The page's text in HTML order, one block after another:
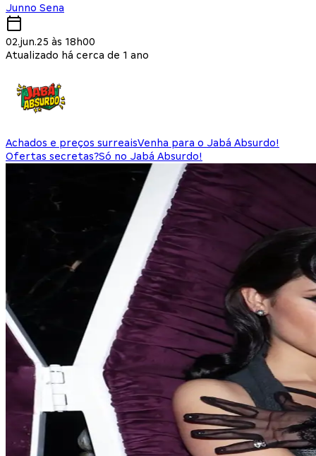
Junno Sena
02.jun.25 às 18h00
Atualizado há cerca de 1 ano
Achados e preços surreaisVenha para o Jabá Absurdo!
Ofertas secretas?Só no Jabá Absurdo!